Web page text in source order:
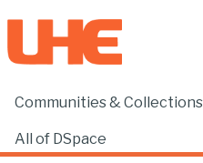
Communities & Collections
All of DSpace
Home